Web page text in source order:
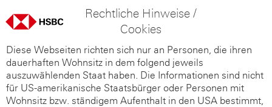
Rechtliche Hinweise /
Cookies
Diese Webseiten richten sich nur an Personen, die ihren
dauerhaften Wohnsitz in dem folgend jeweils
auszuwählenden Staat haben. Die Informationen sind nicht
für US-amerikanische Staatsbürger oder Personen mit
Wohnsitz bzw. ständigem Aufenthalt in den USA bestimmt,